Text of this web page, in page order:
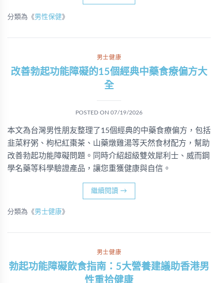
分類為《男性保健》
男士健康
改善勃起功能障礙的15個經典中藥食療偏方大
全
POSTED ON 07/19/2026
本文為台灣男性朋友整理了15個經典的中藥食療偏方，包括
韭菜籽粥、枸杞紅棗茶、山藥燉雞湯等天然食材配方，幫助
改善勃起功能障礙問題。同時介紹超級雙效犀利士、威而鋼
學名藥等科學驗證產品，讓您重獲健康與自信。
繼續閱讀 →
分類為《男士健康》
男士健康
勃起功能障礙飲食指南：5大營養建議助香港男
性重拾健康